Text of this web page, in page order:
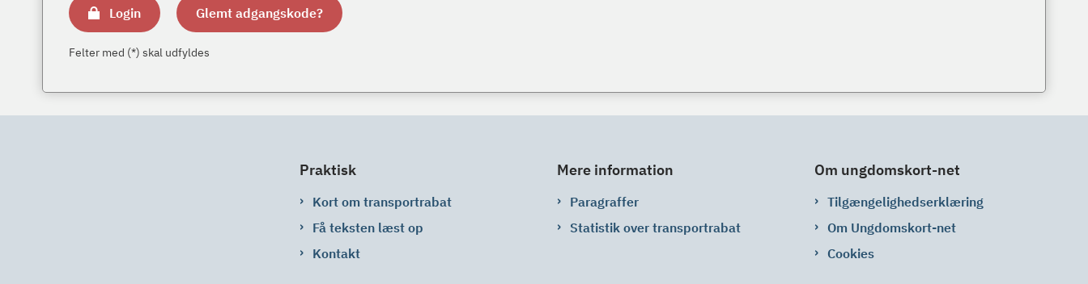
Login Glemt adgangskode?
Felter med (*) skal udfyldes
Praktisk
Kort om transportrabat
Få teksten læst op
Kontakt
Mere information
Paragraffer
Statistik over transportrabat
Om ungdomskort-net
Tilgængelighedserklæring
Om Ungdomskort-net
Cookies